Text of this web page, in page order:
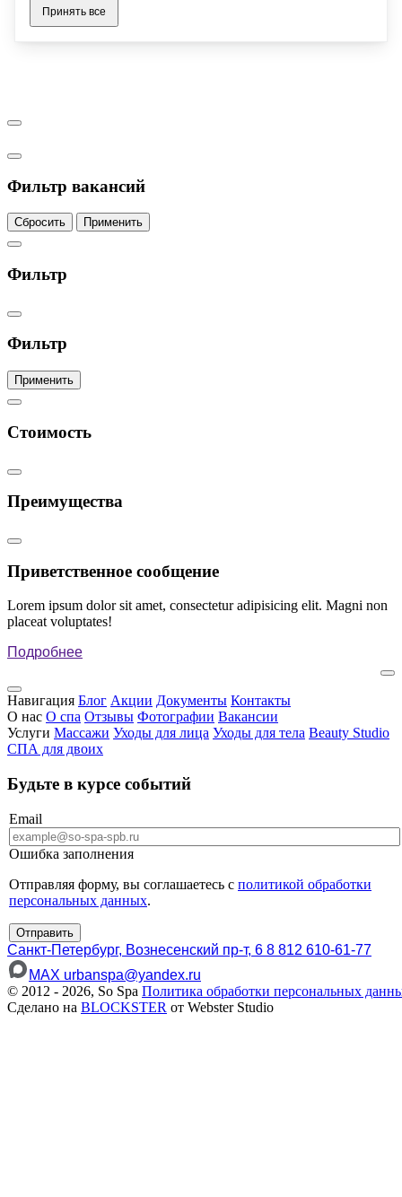
Принять все
Фильтр вакансий
Сбросить Применить
Фильтр
Фильтр
Применить
Стоимость
Преимущества
Приветственное сообщение
Lorem ipsum dolor sit amet, consectetur adipisicing elit. Magni non
placeat voluptates!
Подробнее
Навигация Блог Акции Документы Контакты
О нас О спа Отзывы Фотографии Вакансии
Услуги Массажи Уходы для лица Уходы для тела Beauty Studio
СПА для двоих
Будьте в курсе событий
Email
Ошибка заполнения
Отправляя форму, вы соглашаетесь с политикой обработки
персональных данных.
Отправить
Санкт-Петербург, Вознесенский пр-т, 6 8 812 610-61-77
MAX urbanspa@yandex.ru
© 2012 - 2026, So Spa Политика обработки персональных
Сделано на BLOCKSTER от Webster Studio